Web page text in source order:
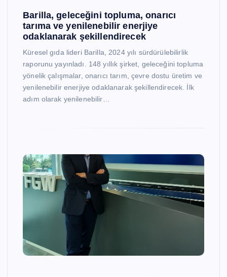
Barilla, geleceğini topluma, onarıcı
tarıma ve yenilenebilir enerjiye
odaklanarak şekillendirecek
Küresel gıda lideri Barilla, 2024 yılı sürdürülebilirlik
raporunu yayınladı. 148 yıllık şirket, geleceğini topluma
yönelik çalışmalar, onarıcı tarım, çevre dostu üretim ve
yenilenebilir enerjiye odaklanarak şekillendirecek. İlk
adım olarak yenilenebilir…